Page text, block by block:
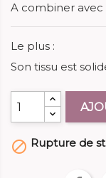
A combiner avec
Le plus :
Son tissu est
 Rupture de